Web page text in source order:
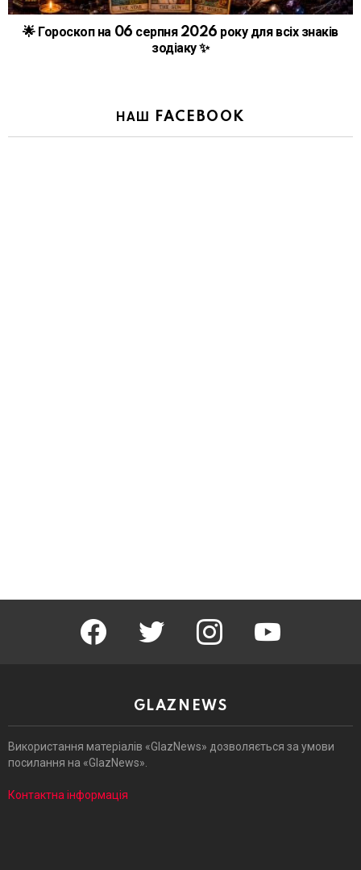
🌟 Гороскоп на 06 серпня 2026 року для всіх знаків
зодіаку ✨
НАШ FACEBOOK
facebook twitter instagram
GLAZNEWS
Використання матеріалів «GlazNews» дозволяється за умови
посилання на «GlazNews».
Контактна інформація